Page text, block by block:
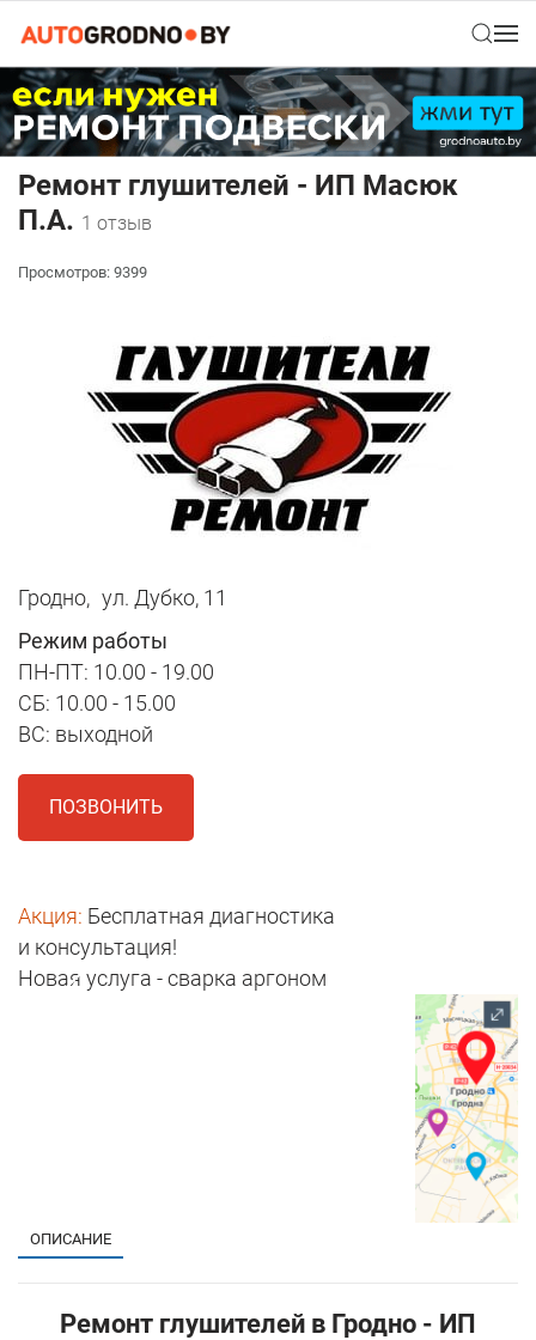
Ремонт глушителей - ИП Масюк
П.А. 1 отзыв
Просмотров: 9399
Гродно, ул. Дубко, 11
Режим работы
ПН-ПТ: 10.00 - 19.00
СБ: 10.00 - 15.00
ВС: выходной
ПОЗВОНИТЬ
Акция: Бесплатная диагностика
и консультация!
Новая услуга - сварка аргоном
ОПИСАНИЕ
Ремонт глушителей в Гродно - ИП